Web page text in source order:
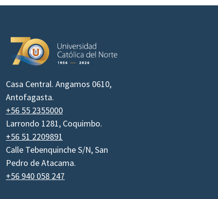
Casa Central. Angamos 0610,
Antofagasta.
+56 55 2355000
Larrondo 1281, Coquimbo.
+56 51 2209891
Calle Tebenquinche S/N, San
Pedro de Atacama.
+56 940 058 247